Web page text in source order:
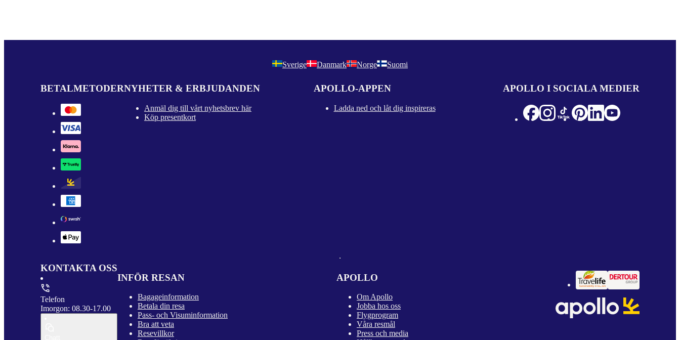
Sverige Danmark Norge Suomi
BETALMETODERNYHETER & ERBJUDANDEN
Anmäl dig till vårt nyhetsbrev här
Köp presentkort
APOLLO-APPEN
Ladda ned och låt dig inspireras
APOLLO I SOCIALA MEDIER
KONTAKTA OSS
Telefon
Imorgon: 08.30-17.00
INFÖR RESAN
Bagageinformation
Betala din resa
Pass- och Visuminformation
Bra att veta
Resevillkor
APOLLO
Om Apollo
Jobba hos oss
Flygprogram
Våra resmål
Press och media